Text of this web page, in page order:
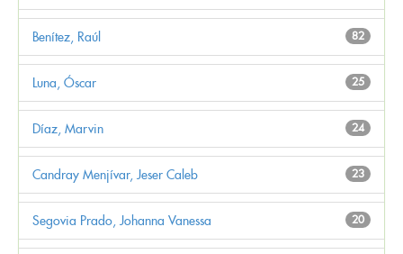
82
Benítez, Raúl
25
Luna, Óscar
24
Díaz, Marvin
23
Candray Menjívar, Jeser Caleb
20
Segovia Prado, Johanna Vanessa